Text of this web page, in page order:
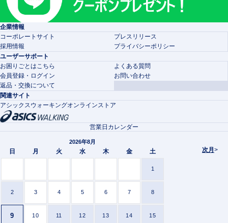
企業情報
コーポレートサイト
プレスリリース
採用情報
プライバシーポリシー
ユーザーサポート
お困りごとはこちら
よくある質問
会員登録・ログイン
お問い合わせ
返品・交換について
関連サイト
アシックスウォーキングオンラインストア
次月>
営業日カレンダー
2026年8月
日 月 火 水 木 金 土
1
2 3 4 5 6 7 8
9 10 11 12 13 14 15